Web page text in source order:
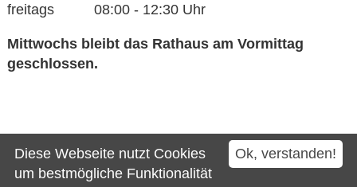
freitags 08:00 - 12:30 Uhr
Mittwochs bleibt das Rathaus am Vormittag
geschlossen.
Kontakt
Impressum
Ok, verstanden!
Diese Webseite nutzt Cookies
um bestmögliche Funktionalität